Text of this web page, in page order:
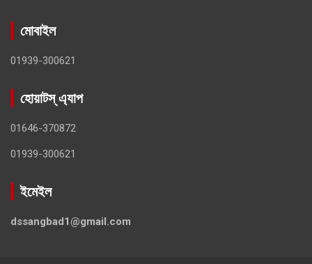
মোবাইল
01939-300621
হোয়াটস্ এ্যাপ
01646-370872
01939-300621
ইমেইল
dssangbad1@gmail.com